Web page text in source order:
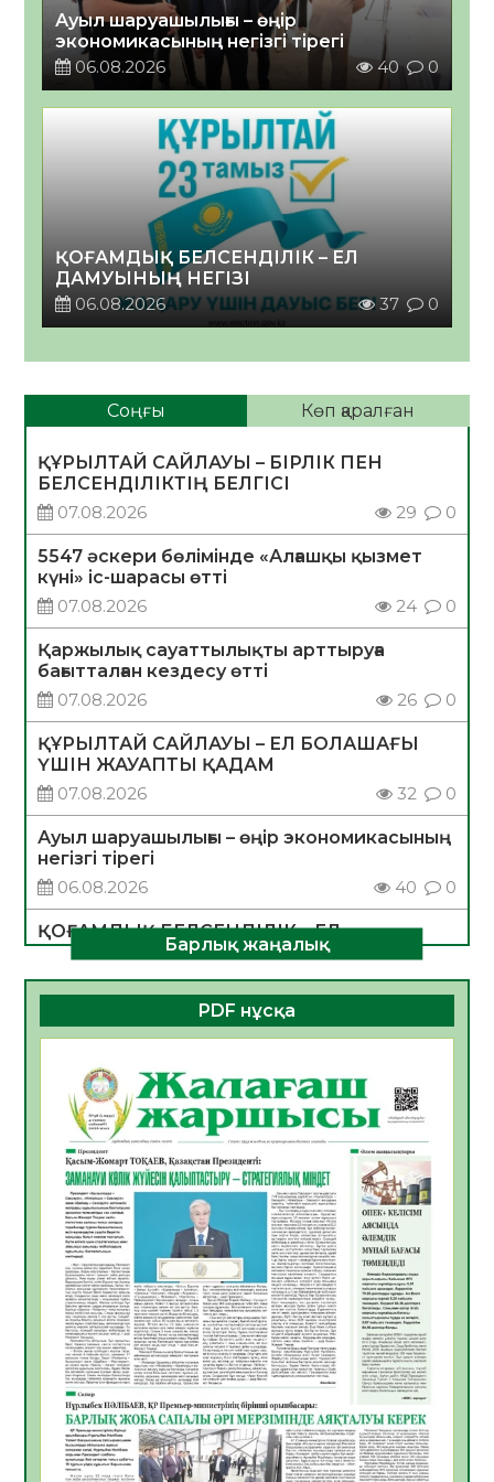
Ауыл шаруашылығы – өңір
экономикасының негізгі тірегі
06.08.2026
40 0
ҚОҒАМДЫҚ БЕЛСЕНДІЛІК – ЕЛ
ДАМУЫНЫҢ НЕГІЗІ
06.08.2026
37 0
Соңғы Көп қаралған
ҚҰРЫЛТАЙ САЙЛАУЫ – БІРЛІК ПЕН
БЕЛСЕНДІЛІКТІҢ БЕЛГІСІ
07.08.2026
29 0
5547 әскери бөлімінде «Алғашқы қызмет
күні» іс-шарасы өтті
07.08.2026
24 0
Қаржылық сауаттылықты арттыруға
бағытталған кездесу өтті
07.08.2026
26 0
ҚҰРЫЛТАЙ САЙЛАУЫ – ЕЛ БОЛАШАҒЫ
ҮШІН ЖАУАПТЫ ҚАДАМ
07.08.2026
32 0
Ауыл шаруашылығы – өңір экономикасының
негізгі тірегі
06.08.2026
40 0
ҚОҒАМДЫҚ БЕЛСЕНДІЛІК – ЕЛ
ДАМУЫНЫҢ НЕГІЗІ
06.08.2026
37 0
ҚҰРЫЛТАЙ САЙЛАУЫ – БОЛАШАҚҚА
БАСТАР ЖАУАПТЫ ТАҢДАУ
06.08.2026
Инфекциялық ауруларға қарсы иммундау
жұмыстарының тиімділігі
06.08.2026
41
Көкжөтел ауруы туралы
06.08.2026
37
АПВ вакцинасы туралы мәлімет
06.08.2026
37
Open Air: Қызылорда облысы полиция
департаменті 20 мыңнан астам
көрерменнің қауіпсіздігін қамтамасыз етті
06.08.2026
49
ҚЫЗЫЛОРДАДА «САНАЛЫ ҰРПАҚ –
Барлық жаңалық
PDF нұсқа